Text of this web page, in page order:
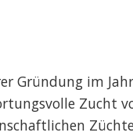
Gründung im
Zucht